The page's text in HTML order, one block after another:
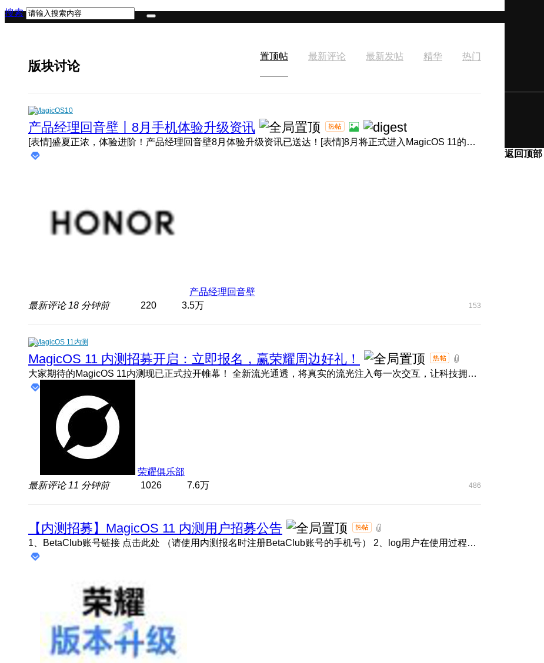
搜索
版块讨论
置顶帖 最新评论 最新发帖 精华 热门
MagicOS10
产品经理回音壁丨8月手机体验升级资讯
[表情]盛夏正浓，体验进阶！产品经理回音壁8月体验升级资讯已送达！[表情]8月将正式进入MagicOS 11的升级节奏，内 ...
产品经理回音壁
最新评论 18 分钟前 220 3.5万 153
MagicOS 11内测
MagicOS 11 内测招募开启：立即报名，赢荣耀周边好礼！
大家期待的MagicOS 11内测现已正式拉开帷幕！ 全新流光通透，将真实的流光注入每一次交互，让科技拥有呼吸的灵动 ...
荣耀俱乐部
最新评论 11 分钟前 1026 7.6万 486
【内测招募】MagicOS 11 内测用户招募公告
1、BetaClub账号链接 点击此处 （请使用内测报名时注册BetaClub账号的手机号） 2、log用户在使用过程中如遇问题 ...
返回顶部